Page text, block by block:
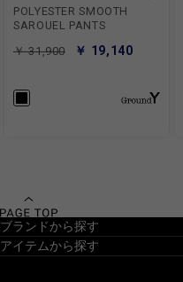
POLYESTER SMOOTH
SAROUEL PANTS
￥ 31,900
￥ 19,140
ブランドから探す
アイテムから探す